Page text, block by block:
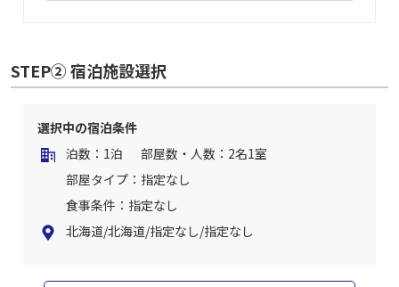
STEP② 宿泊施設選択
選択中の宿泊条件
泊数：1泊
部屋数・人数：2名1室
部屋タイプ：指定なし
食事条件：指定なし
北海道/北海道/指定なし/指定なし